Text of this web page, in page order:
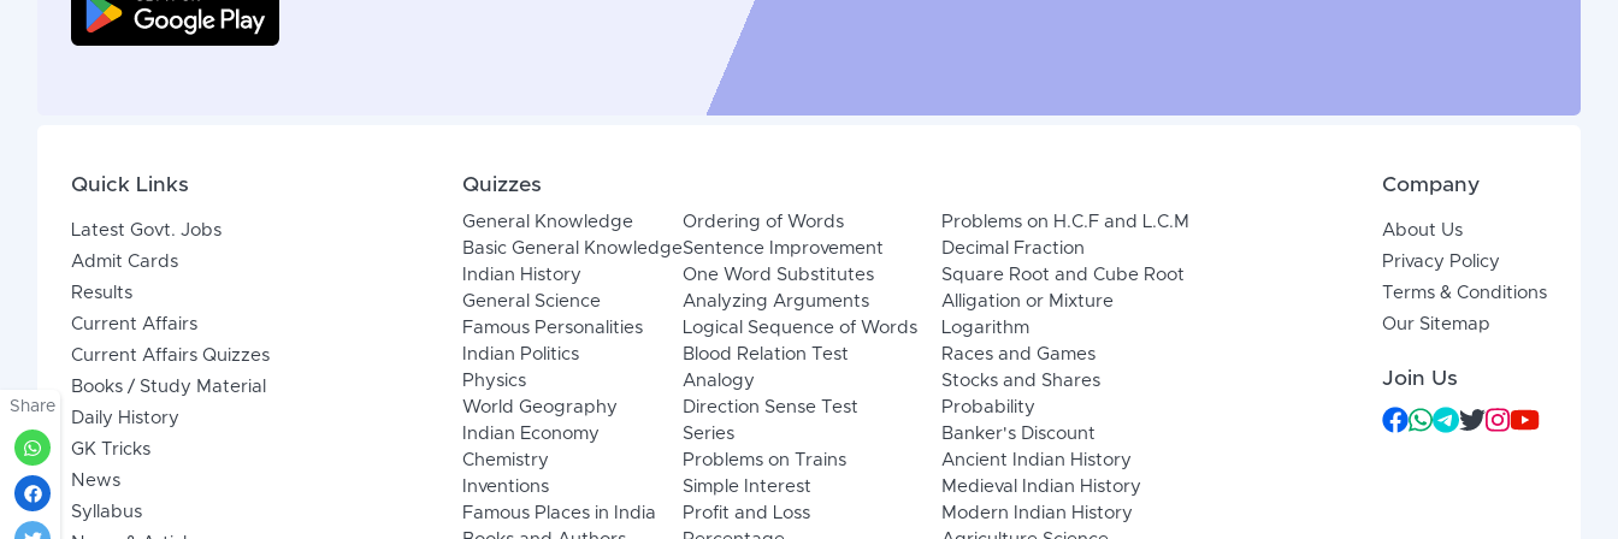
Share
Quick Links
Latest Govt. Jobs
Admit Cards
Results
Current Affairs
Current Affairs Quizzes
Books / Study Material
Daily History
GK Tricks
News
Syllabus
Quizzes
General Knowledge
Basic General Knowledge
Indian History
General Science
Famous Personalities
Indian Politics
Physics
World Geography
Indian Economy
Chemistry
Inventions
Famous Places in India
Ordering of Words
Sentence Improvement
One Word Substitutes
Analyzing Arguments
Logical Sequence of Words
Blood Relation Test
Analogy
Direction Sense Test
Series
Problems on Trains
Simple Interest
Profit and Loss
Problems on H.C.F and L.C.M
Decimal Fraction
Square Root and Cube Root
Alligation or Mixture
Logarithm
Races and Games
Stocks and Shares
Probability
Banker's Discount
Ancient Indian History
Medieval Indian History
Modern Indian History
Company
About Us
Privacy Policy
Terms & Conditions
Our Sitemap
Join Us